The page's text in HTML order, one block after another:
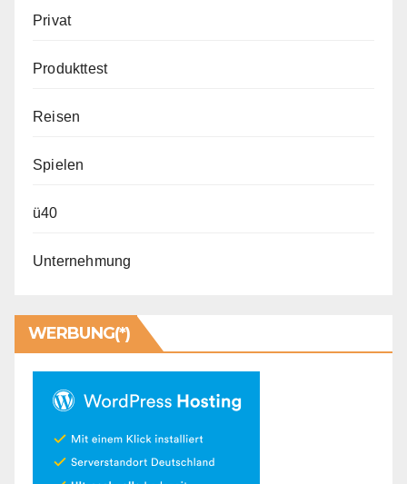
Privat
Produkttest
Reisen
Spielen
ü40
Unternehmung
WERBUNG(*)